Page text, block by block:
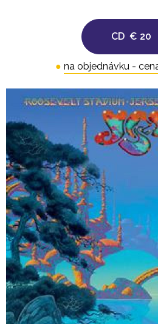
2. Heart of the Sunrise
3. Roundabout
4. I'm Down
CD € 20
● na objednávku -